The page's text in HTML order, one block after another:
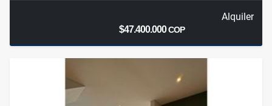
Alquiler
$47.400.000COP